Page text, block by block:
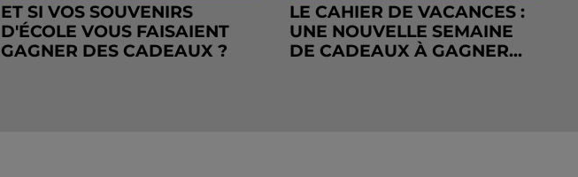
ET SI VOS SOUVENIRS
D'ÉCOLE VOUS FAISAIENT
GAGNER DES CADEAUX ?
LE CAHIER DE VACANCES :
UNE NOUVELLE SEMAINE
DE CADEAUX À GAGNER...